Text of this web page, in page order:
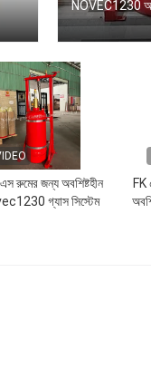
NOVEC1230
রুমের জন্য অবশিষ্টহীন
গ্যাস সিস্টেম
FK